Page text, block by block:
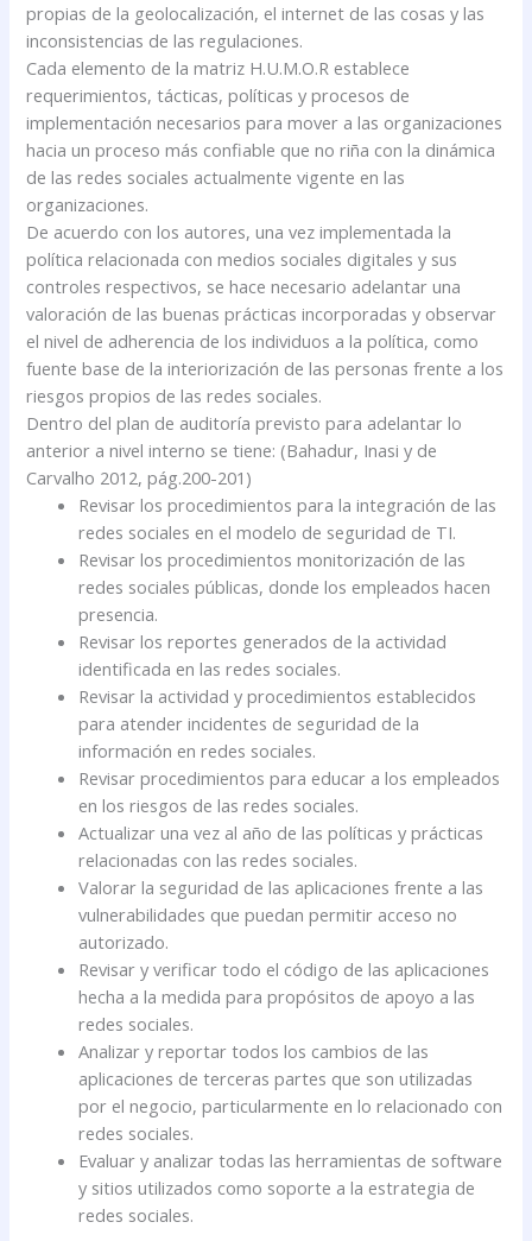
propias de la geolocalización, el internet de las cosas y las
inconsistencias de las regulaciones.
Cada elemento de la matriz H.U.M.O.R establece
requerimientos, tácticas, políticas y procesos de
implementación necesarios para mover a las organizaciones
hacia un proceso más confiable que no riña con la dinámica
de las redes sociales actualmente vigente en las
organizaciones.
De acuerdo con los autores, una vez implementada la
política relacionada con medios sociales digitales y sus
controles respectivos, se hace necesario adelantar una
valoración de las buenas prácticas incorporadas y observar
el nivel de adherencia de los individuos a la política, como
fuente base de la interiorización de las personas frente a los
riesgos propios de las redes sociales.
Dentro del plan de auditoría previsto para adelantar lo
anterior a nivel interno se tiene: (Bahadur, Inasi y de
Carvalho 2012, pág.200-201)
Revisar los procedimientos para la integración de las
redes sociales en el modelo de seguridad de TI.
Revisar los procedimientos monitorización de las
redes sociales públicas, donde los empleados hacen
presencia.
Revisar los reportes generados de la actividad
identificada en las redes sociales.
Revisar la actividad y procedimientos establecidos
para atender incidentes de seguridad de la
información en redes sociales.
Revisar procedimientos para educar a los empleados
en los riesgos de las redes sociales.
Actualizar una vez al año de las políticas y prácticas
relacionadas con las redes sociales.
Valorar la seguridad de las aplicaciones frente a las
vulnerabilidades que puedan permitir acceso no
autorizado.
Revisar y verificar todo el código de las aplicaciones
hecha a la medida para propósitos de apoyo a las
redes sociales.
Analizar y reportar todos los cambios de las
aplicaciones de terceras partes que son utilizadas
por el negocio, particularmente en lo relacionado con
redes sociales.
Evaluar y analizar todas las herramientas de software
y sitios utilizados como soporte a la estrategia de
redes sociales.